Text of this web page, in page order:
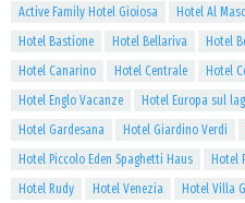
Active Family Hotel Gioiosa
Hotel Al
Hotel Bastione
Hotel Bellariva Hotel
Hotel Canarino
Hotel Centrale Hotel
Hotel Englo Vacanze
Hotel Europa sul
Hotel Gardesana
Hotel Giardino Verdi
Hotel Piccolo Eden Spaghetti Haus
Hotel
Hotel Rudy
Hotel Venezia Hotel Villa